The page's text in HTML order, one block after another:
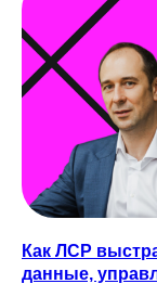
Как ЛСР
данные,